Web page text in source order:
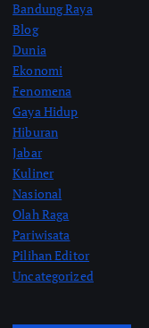
Bandung Raya
Blog
Dunia
Ekonomi
Fenomena
Gaya Hidup
Hiburan
Jabar
Kuliner
Nasional
Olah Raga
Pariwisata
Pilihan Editor
Uncategorized